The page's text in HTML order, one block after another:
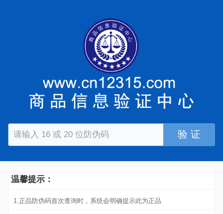
验 证
温馨提示：
1.正品防伪码首次查询时，系统会明确提示此为正品